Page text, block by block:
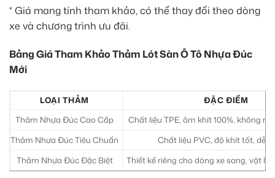
* Giá mang tính tham khảo, có thể thay đổi theo dòng
xe và chương trình ưu đãi.
Bảng Giá Tham Khảo Thảm Lót Sàn Ô Tô Nhựa Đúc
Mới
LOẠI THẢM
ĐẶC ĐIỂM
Thảm Nhựa Đúc Cao Cấp
Chất liệu TPE, ôm khít 100%, không
Thảm Nhựa Đúc Tiêu Chuẩn
Chất liệu PVC, độ khít tốt, dễ
Thảm Nhựa Đúc Đặc Biệt
Thiết kế riêng cho dòng xe sang, vật